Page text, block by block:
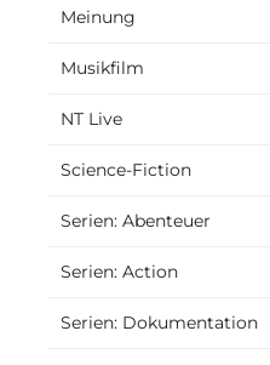
Meinung
Musikfilm
NT Live
Science-Fiction
Serien: Abenteuer
Serien: Action
Serien: Dokumentation